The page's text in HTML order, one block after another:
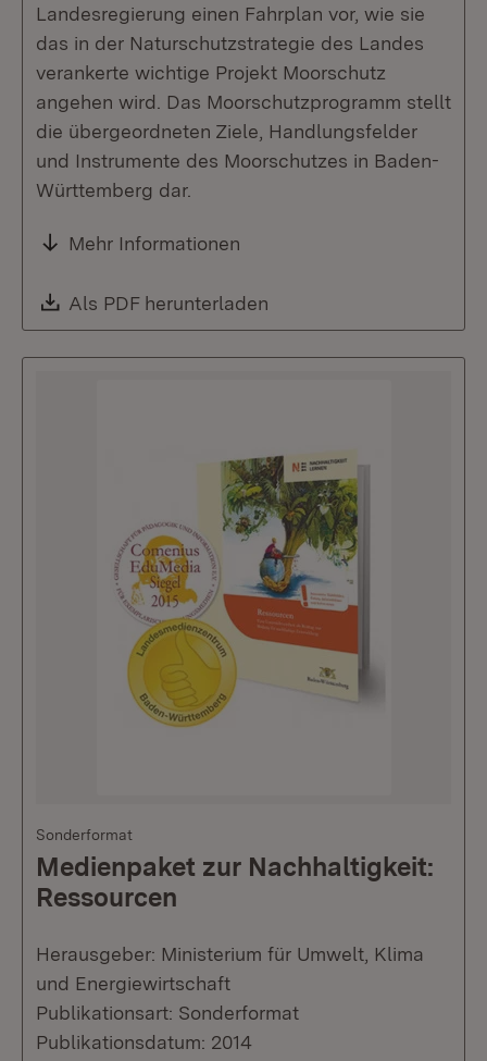
Landesregierung einen Fahrplan vor, wie sie
das in der Naturschutzstrategie des Landes
verankerte wichtige Projekt Moorschutz
angehen wird. Das Moorschutzprogramm stellt
die übergeordneten Ziele, Handlungsfelder
und Instrumente des Moorschutzes in Baden-
Württemberg dar.
Mehr Informationen
Download:
Als PDF herunterladen
Sonderformat
Medienpaket zur Nachhaltigkeit:
Ressourcen
Herausgeber: Ministerium für Umwelt, Klima
und Energiewirtschaft
Publikationsart: Sonderformat
Publikationsdatum: 2014